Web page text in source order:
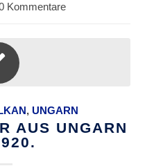
Kommentare
, UNGARN
AUS UNGARN